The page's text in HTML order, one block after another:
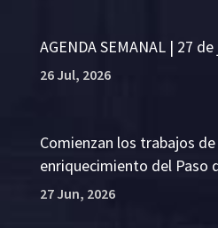
AGENDA SEMANAL | 27
26 Jul, 2026
Comienzan los trabajos
enriquecimiento del Paso
27 Jun, 2026